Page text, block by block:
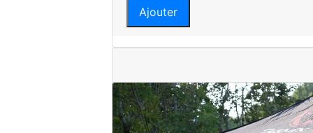
Ajouter